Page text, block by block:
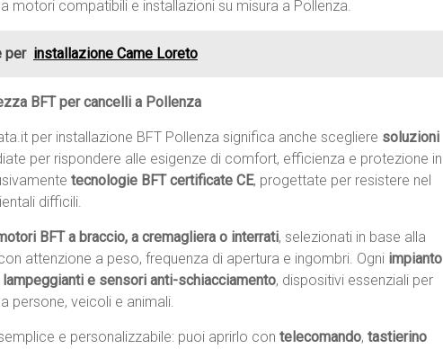
motori compatibili e installazioni su misura a Pollenza.
per installazione Came Loreto
BFT per cancelli a Pollenza
per installazione BFT Pollenza significa anche scegliere soluzioni
per rispondere alle esigenze di comfort, efficienza e protezione in
tecnologie BFT certificate CE, progettate per resistere nel
difficili.
BFT a braccio, a cremagliera o interrati, selezionati in base alla
attenzione a peso, frequenza di apertura e ingombri. Ogni impianto
e sensori anti-schiacciamento, dispositivi essenziali per
persone, veicoli e animali.
e personalizzabile: puoi aprirlo con telecomando, tastierino